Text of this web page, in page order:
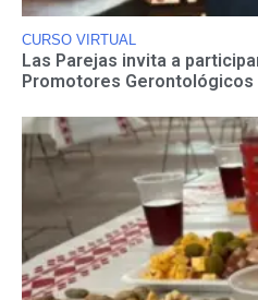
CURSO VIRTUAL
Las Parejas invita a
Promotores Gerontológicos